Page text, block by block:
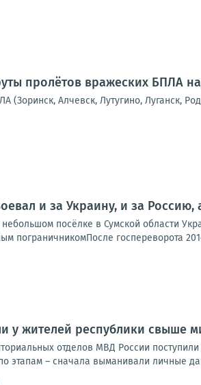
пролётов вражеских БПЛА
(Зоринск, Алчевск, Лутугино, Луганск,
и за Украину, и за
посёлке в Сумской области
пограничникомПосле госпереворота
у жителей республики свыше
отделов МВД России
этапам – сначала выманивали личные